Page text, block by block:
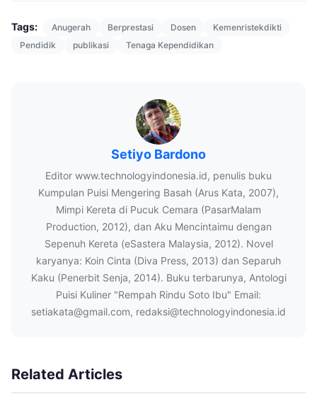
Tags: Anugerah Berprestasi Dosen
Kemenristekdikti
Pendidik
publikasi Tenaga Kependidikan
Setiyo Bardono
Editor www.technologyindonesia.id, penulis buku
Kumpulan Puisi Mengering Basah (Arus Kata, 2007),
Mimpi Kereta di Pucuk Cemara (PasarMalam
Production, 2012), dan Aku Mencintaimu dengan
Sepenuh Kereta (eSastera Malaysia, 2012). Novel
karyanya: Koin Cinta (Diva Press, 2013) dan Separuh
Kaku (Penerbit Senja, 2014). Buku terbarunya, Antologi
Puisi Kuliner "Rempah Rindu Soto Ibu" Email:
setiakata@gmail.com, redaksi@technologyindonesia.id
Related Articles